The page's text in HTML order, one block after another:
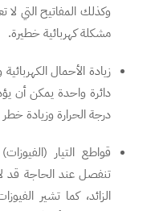
وكذلك المفاتيح التي
مشكلة كهربائية خطيرة.
زيادة الأحمال
دائرة واحدة يمكن أن
درجة الحرارة وزيادة خطر
قواطع التيار
تنفصل عند الحاجة قد
الزائد، كما تشير